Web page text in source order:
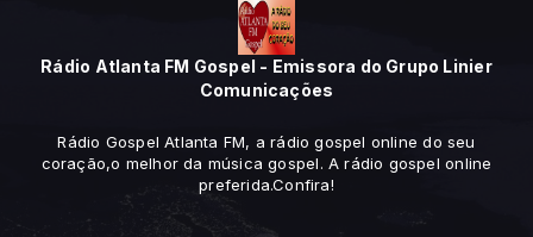
Rádio Atlanta FM Gospel - Emissora do Grupo Linier
Comunicações
Rádio Gospel Atlanta FM, a rádio gospel online do seu
coração,o melhor da música gospel. A rádio gospel online
preferida.Confira!